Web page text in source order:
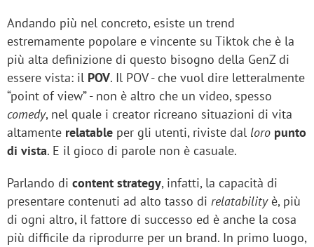
Andando più nel concreto, esiste un trend
estremamente popolare e vincente su Tiktok che è la
più alta definizione di questo bisogno della GenZ di
essere vista: il POV. Il POV - che vuol dire letteralmente
“point of view” - non è altro che un video, spesso
comedy, nel quale i creator ricreano situazioni di vita
altamente relatable per gli utenti, riviste dal loro punto
di vista. E il gioco di parole non è casuale.
Parlando di content strategy, infatti, la capacità di
presentare contenuti ad alto tasso di relatabilityè, più
di ogni altro, il fattore di successo ed è anche la cosa
più difficile da riprodurre per un brand. In primo luogo,